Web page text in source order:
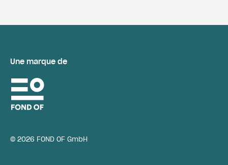
Une marque de
© 2026 FOND OF GmbH